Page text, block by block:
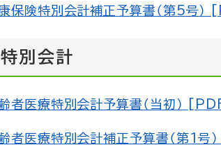
険特別会計補正予算書（第5号）
別会計
医療特別会計予算書（当初）
医療特別会計補正予算書（第1号